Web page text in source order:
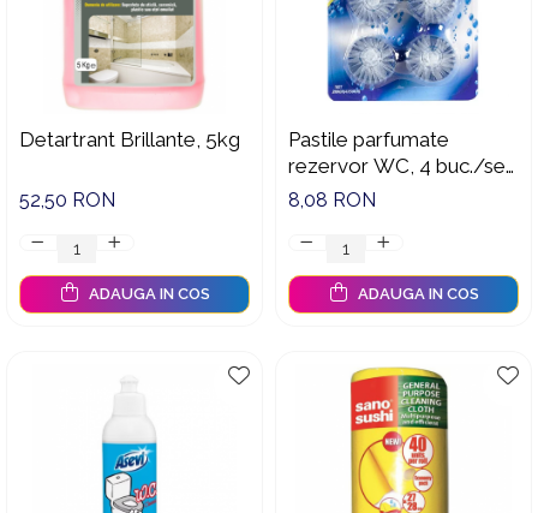
Detartrant Brillante, 5kg
52,50 RON
ADAUGA IN COS
Pastile parfumate
rezervor WC, 4 buc./set,
50 gr
8,08 RON
ADAUGA IN COS